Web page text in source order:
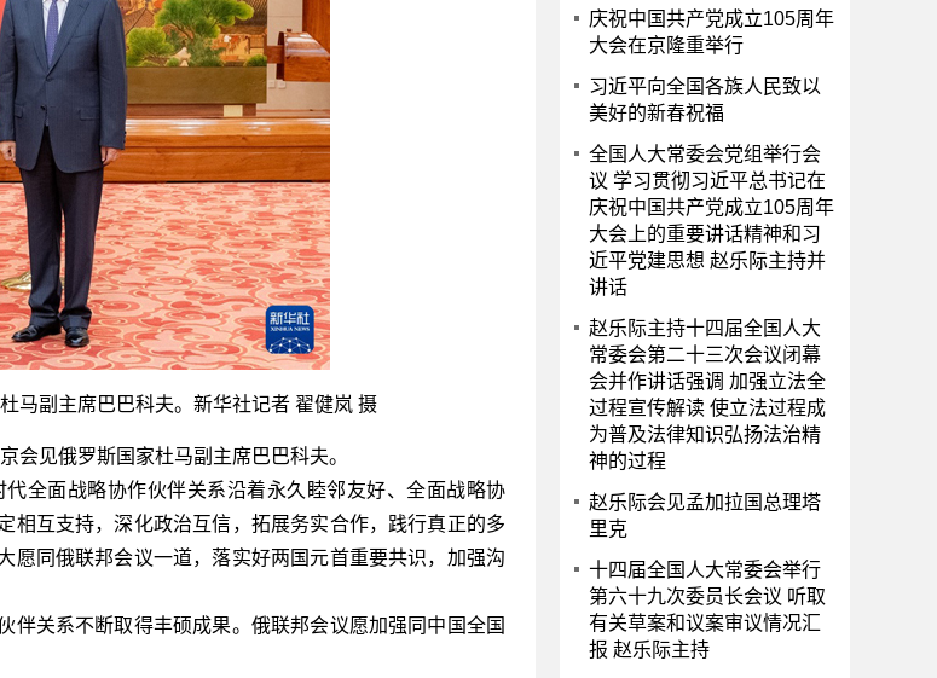
副主席巴巴科夫。新华社记者 翟健岚 摄
见俄罗斯国家杜马副主席巴巴科夫。
面战略协作伙伴关系沿着永久睦邻友好、全面战略协
相互支持，深化政治互信，拓展务实合作，践行真正的多
愿同俄联邦会议一道，落实好两国元首重要共识，加强沟
关系不断取得丰硕成果。俄联邦会议愿加强同中国全国
庆祝中国共产党成立105周年
大会在京隆重举行
习近平向全国各族人民致以
美好的新春祝福
全国人大常委会党组举行会
议 学习贯彻习近平总书记在
庆祝中国共产党成立105周年
大会上的重要讲话精神和习
近平党建思想 赵乐际主持并
讲话
赵乐际主持十四届全国人大
常委会第二十三次会议闭幕
会并作讲话强调 加强立法全
过程宣传解读 使立法过程成
为普及法律知识弘扬法治精
神的过程
赵乐际会见孟加拉国总理塔
里克
十四届全国人大常委会举行
第六十九次委员长会议 听取
有关草案和议案审议情况汇
报 赵乐际主持